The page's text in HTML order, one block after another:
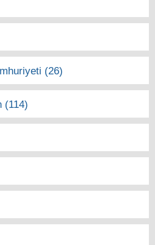
(26)
(114)